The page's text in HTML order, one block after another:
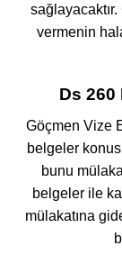
sağlayacaktır.
vermenin
Ds
Göçmen Vize
belgeler
bunu
belgeler ile
mülakatına